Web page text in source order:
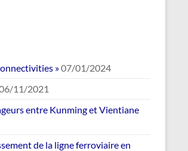
»07/01/2024
11/2021
entre Kunming et Vientiane
de la ligne ferroviaire en